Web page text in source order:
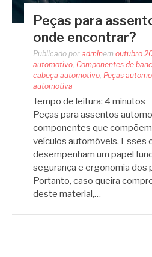
Peças para
onde encontrar?
Publicado por adminem outubro
automotivo, Componentes de
cabeça automotivo, Peças
automotiva
Tempo de leitura: 4 minutos
Peças para assentos
componentes que
veículos automóveis. Esses
desempenham um papel
segurança e ergonomia dos
Portanto, caso queira
deste material,…